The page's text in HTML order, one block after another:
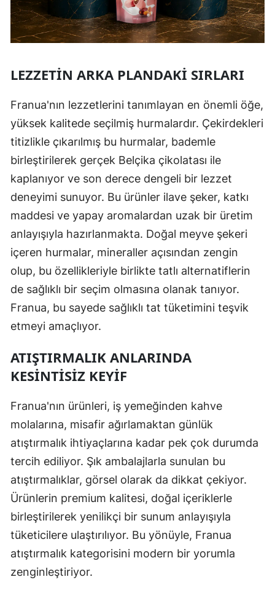
LEZZETIN ARKA PLANDAKI SIRLARI
Franua'nın lezzetlerini tanımlayan en önemli öğe,
yüksek kalitede seçilmiş hurmalardır. Çekirdekleri
titizlikle çıkarılmış bu hurmalar, bademle
birleştirilerek gerçek Belçika çikolatası ile
kaplanıyor ve son derece dengeli bir lezzet
deneyimi sunuyor. Bu ürünler ilave şeker, katkı
maddesi ve yapay aromalardan uzak bir üretim
anlayışıyla hazırlanmakta. Doğal meyve şekeri
içeren hurmalar, mineraller açısından zengin
olup, bu özellikleriyle birlikte tatlı alternatiflerin
de sağlıklı bir seçim olmasına olanak tanıyor.
Franua, bu sayede sağlıklı tat tüketimini teşvik
etmeyi amaçlıyor.
ATIŞTIRMALIK ANLARINDA
KESINTISIZ KEYIF
Franua'nın ürünleri, iş yemeğinden kahve
molalarına, misafir ağırlamaktan günlük
atıştırmalık ihtiyaçlarına kadar pek çok durumda
tercih ediliyor. Şık ambalajlarla sunulan bu
atıştırmalıklar, görsel olarak da dikkat çekiyor.
Ürünlerin premium kalitesi, doğal içeriklerle
birleştirilerek yenilikçi bir sunum anlayışıyla
tüketicilere ulaştırılıyor. Bu yönüyle, Franua
atıştırmalık kategorisini modern bir yorumla
zenginleştiriyor.